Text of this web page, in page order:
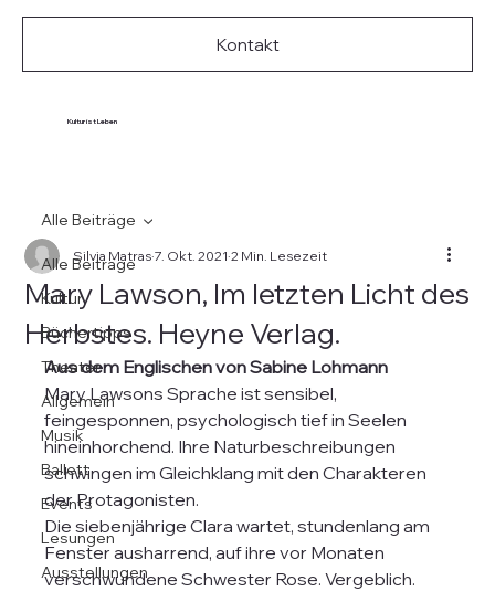
Kultur ist Leben
Kontakt
Alle Beiträge
Kultur
Büchertipps
Theater
Allgemein
Musik
Ballett
Events
Lesungen
Ausstellungen
Alle Beiträge
Mary Lawson, Im letzten Licht des
Herbstes. Heyne Verlag.
Silvia Matras 7. Okt. 2021 2 Min. Lesezeit
Aus dem Englischen von Sabine Lohmann
Mary Lawsons Sprache ist sensibel,
feingesponnen, psychologisch tief in Seelen
hineinhorchend. Ihre Naturbeschreibungen
schwingen im Gleichklang mit den Charakteren
der Protagonisten.
Die siebenjährige Clara wartet, stundenlang am
Fenster ausharrend, auf ihre vor Monaten
verschwundene Schwester Rose. Vergeblich.